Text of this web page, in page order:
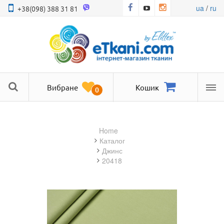
+38(098) 388 31 81 ua/ ru
Вибране 0 Кошик
Home
Каталог
джинс
20418